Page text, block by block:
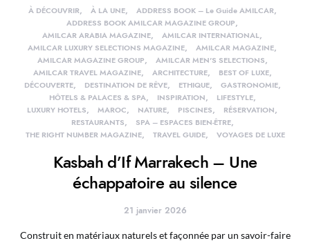
À DÉCOUVRIR À LA UNE
ADDRESS BOOK – Le Guide AMILCAR
ADDRESS BOOK AMILCAR MAGAZINE GROUP
AMILCAR ARABIA MAGAZINE
AMILCAR INTERNATIONAL
AMILCAR LUXURY SELECTIONS MAGAZINE
AMILCAR MAGAZINE
AMILCAR MAGAZINE GROUP
AMILCAR MEN'S SELECTIONS
AMILCAR TRAVEL MAGAZINE
ARCHITECTURE
BEST OF LUXE
DÉCOUVERTE
DESTINATION DE RÊVE ETHIQUE
GASTRONOMIE
HÔTELS & PALACES & SPA
INSPIRATION
LIFESTYLE
LUXURY HOTELS
MAROC NATURE PISCINES
RÉSERVATION
RESTAURANTS
SPA – ESPACES BIEN-ÊTRE
THE RIGHT NUMBER MAGAZINE
TRAVEL GUIDE VOYAGES DE LUXE
Kasbah d’If Marrakech – Une
échappatoire au silence
21 janvier 2026
Construit en matériaux naturels et façonnée par un savoir-faire